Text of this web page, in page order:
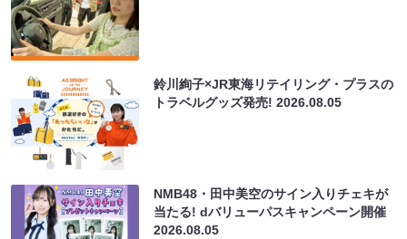
鈴川絢子×JR東海リテイリング・プラスの
トラベルグッズ発売!2026.08.05
NMB48・田中美空のサイン入りチェキが
当たる! dバリューパスキャンペーン開催
2026.08.05